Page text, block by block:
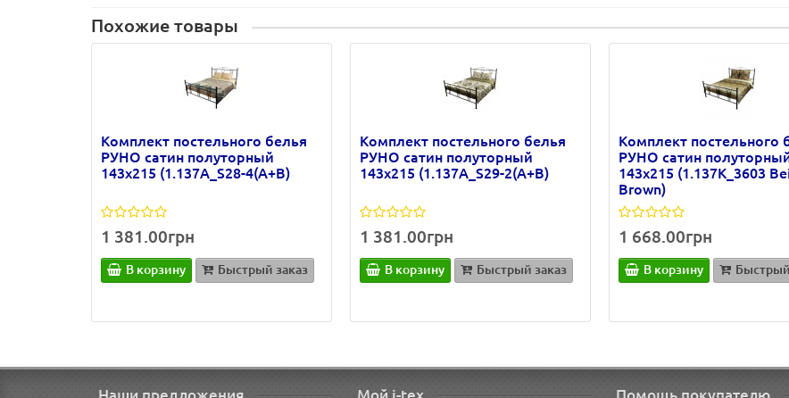
Похожие товары
Комплект постельного белья
РУНО сатин полуторный
143х215 (1.137А_S28-4(A+B)
1 381.00грн
В корзину Быстрый заказ
Комплект постельного белья
РУНО сатин полуторный
143х215 (1.137А_S29-2(A+B)
1 381.00грн
В корзину Быстрый заказ
Комплект постельного
РУНО сатин
143х215 (1.137К_3603
Brown)
1 668.00грн
В корзину